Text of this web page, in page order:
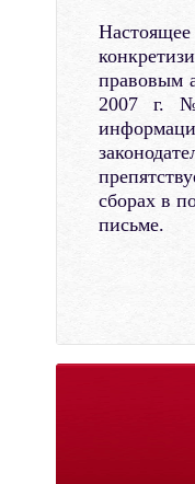
правовым
2007 г. №
сборах в
письме.